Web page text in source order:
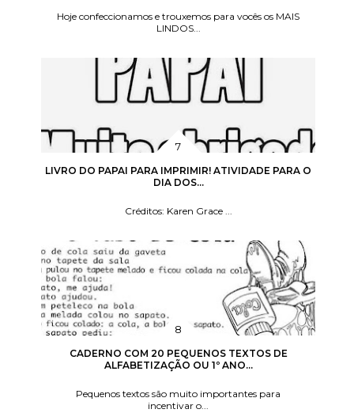
Hoje confeccionamos e trouxemos para vocês os MAIS
LINDOS...
LIVRO DO PAPAI PARA IMPRIMIR! ATIVIDADE PARA O
DIA DOS...
Créditos: Karen Grace ...
CADERNO COM 20 PEQUENOS TEXTOS DE
ALFABETIZAÇÃO OU 1º ANO...
Pequenos textos são muito importantes para
incentivar o...